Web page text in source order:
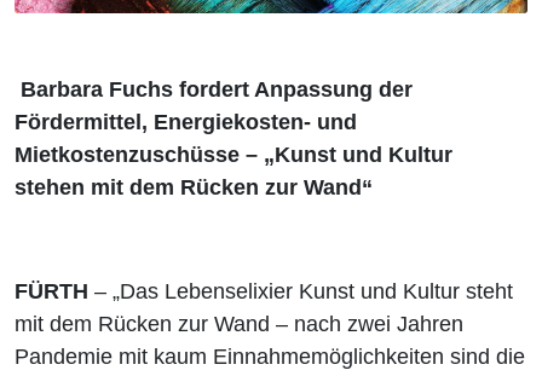
Barbara Fuchs fordert Anpassung der
Fördermittel, Energiekosten- und
Mietkostenzuschüsse – „Kunst und Kultur
stehen mit dem Rücken zur Wand“
FÜRTH – „Das Lebenselixier Kunst und Kultur steht
mit dem Rücken zur Wand – nach zwei Jahren
Pandemie mit kaum Einnahmemöglichkeiten sind die